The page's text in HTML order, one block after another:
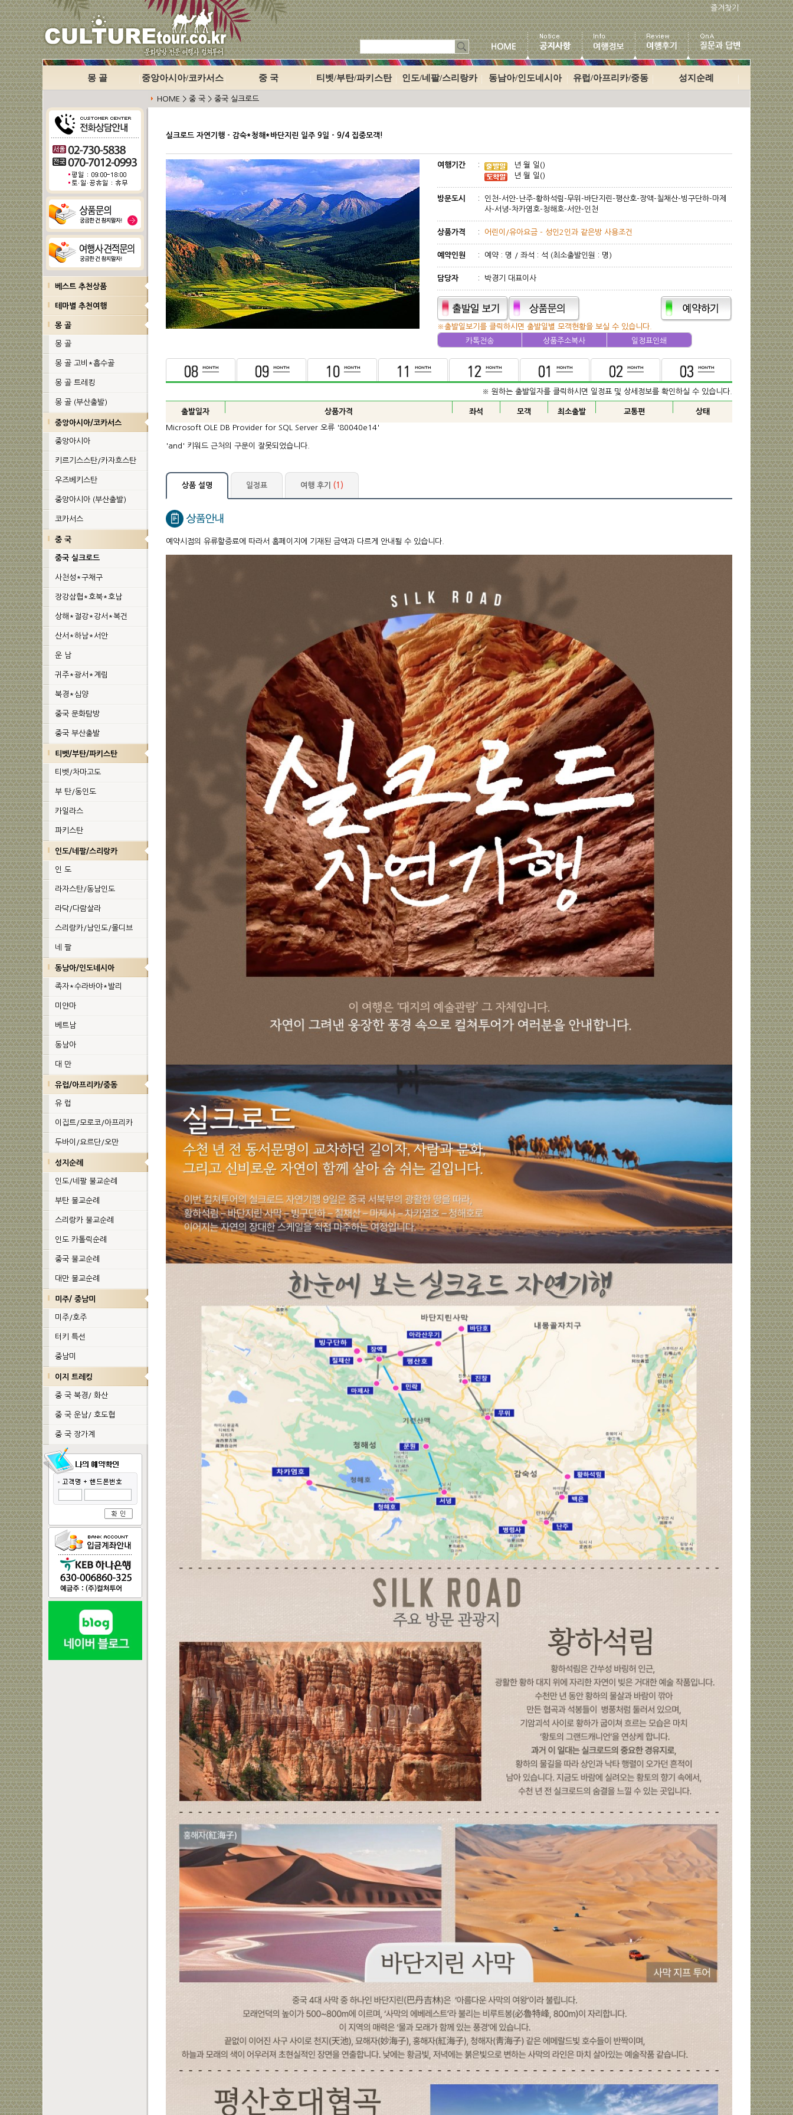
즐겨찾기
몽 골 중앙아시아/코카서스 중 국 티벳/부탄/파키스탄 인도/네팔/스리랑카 동남아/인도네시아 유럽/아프리카/중동 성지순례
HOME > 중 국 > 중국 실크로드
베스트 추천상품
테마별 추천여행
몽 골
몽 골
몽 골 고비*흡수골
몽 골 트레킹
몽 골 (부산출발)
중앙아시아/코카서스
중앙아시아
키르기스스탄/카자흐스탄
우즈베키스탄
중앙아시아 (부산출발)
코카서스
중 국
중국 실크로드
사천성*구채구
장강삼협*호북*호남
상해*절강*강서*복건
산서*하남*서안
운 남
귀주*광서*계림
북경*심양
중국 문화탐방
중국 부산출발
티벳/부탄/파키스탄
티벳/차마고도
부 탄/동인도
카일라스
파키스탄
인도/네팔/스리랑카
인 도
라자스탄/동남인도
라닥/다람살라
스리랑카/남인도/몰디브
네 팔
동남아/인도네시아
족자*수라바야*발리
미얀마
베트남
동남아
대 만
유럽/아프리카/중동
유 럽
이집트/모로코/아프리카
두바이/요르단/오만
성지순례
인도/네팔 불교순례
부탄 불교순례
스리랑카 불교순례
인도 카톨릭순례
중국 불교순례
대만 불교순례
미주/ 중남미
미주/호주
터키 특선
중남미
이지 트레킹
중 국 북경/ 화산
중 국 운남/ 호도협
중 국 장가계
실크로드 자연기행 - 감숙*청해*바단지린 일주 9일 - 9/4 집중모객!
여행기간 :
년 월 일()
년 월 일()
방문도시 :
인천-서안-난주-황하석림-무위-바단지린-평산호-장액-칠채산-빙구단하-마제
사-서녕-차카염호-청해호-서안-인천
상품가격 : 어린이/유아요금 - 성인2인과 같은방 사용조건
예약인원 : 예약 : 명 / 좌석 : 석 (최소출발인원 : 명)
담당자 : 박경기 대표이사
※출발일보기를 클릭하시면 출발일별 모객현황을 보실 수 있습니다.
카톡전송
상품주소복사 일정표인쇄
※ 원하는 출발일자를 클릭하시면 일정표 및 상세정보를 확인하실 수 있습니다.
상품 설명 일정표 여행 후기 (1)